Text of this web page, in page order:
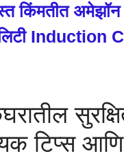
किंमतीत अमेझॉन
Induction
टिप्स आणि